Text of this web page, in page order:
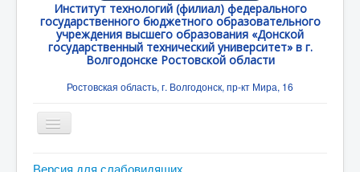
Институт технологий (филиал) федерального
государственного бюджетного образовательного
учреждения высшего образования «Донской
государственный технический университет» в г.
Волгодонске Ростовской области
Ростовская область, г. Волгодонск, пр-кт Мира, 16
Toggle
Navigation
Главная
Версия для слабовидящих